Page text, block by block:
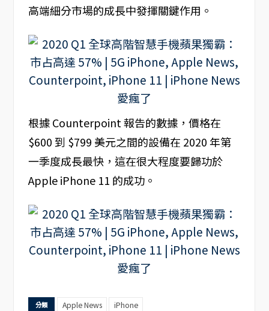
高端細分市場的成長中發揮關鍵作用。
根據 Counterpoint 報告的數據，價格在
$600 到 $799 美元之間的設備在 2020 年第
一季度成長最快，這在很大程度要歸功於
Apple iPhone 11 的成功。
分類 Apple News iPhone